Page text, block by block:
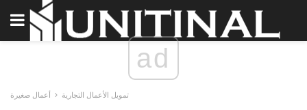
ad
تمويل الأعمال التجارية أعمال صغيرة